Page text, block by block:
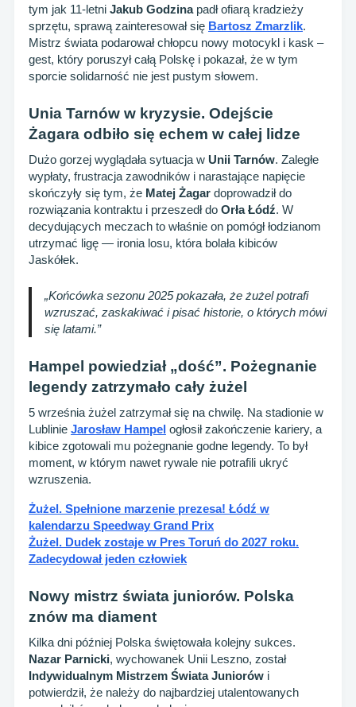
tym jak 11-letni Jakub Godzinapadł ofiarą kradzieży
sprzętu, sprawą zainteresował się Bartosz Zmarzlik.
Mistrz świata podarował chłopcu nowy motocykl i kask –
gest, który poruszył całą Polskę i pokazał, że w tym
sporcie solidarność nie jest pustym słowem.
Unia Tarnów w kryzysie. Odejście
Żagara odbiło się echem w całej lidze
Dużo gorzej wyglądała sytuacja w Unii Tarnów. Zaległe
wypłaty, frustracja zawodników i narastające napięcie
skończyły się tym, że Matej Żagar doprowadził do
rozwiązania kontraktu i przeszedł do Orła Łódź. W
decydujących meczach to właśnie on pomógł łodzianom
utrzymać ligę — ironia losu, która bolała kibiców
Jaskółek.
„Końcówka sezonu 2025 pokazała, że żużel potrafi
wzruszać, zaskakiwać i pisać historie, o których mówi
się latami.”
Hampel powiedział „dość”. Pożegnanie
legendy zatrzymało cały żużel
5 września żużel zatrzymał się na chwilę. Na stadionie w
Lublinie Jarosław Hampel ogłosił zakończenie kariery, a
kibice zgotowali mu pożegnanie godne legendy. To był
moment, w którym nawet rywale nie potrafili ukryć
wzruszenia.
Żużel. Spełnione marzenie prezesa! Łódź w
kalendarzu Speedway Grand Prix
Żużel. Dudek zostaje w Pres Toruń do 2027 roku.
Zadecydował jeden człowiek
Nowy mistrz świata juniorów. Polska
znów ma diament
Kilka dni później Polska świętowała kolejny sukces.
Nazar Parnicki, wychowanek Unii Leszno, został
Indywidualnym Mistrzem Świata Juniorów i
potwierdził, że należy do najbardziej utalentowanych